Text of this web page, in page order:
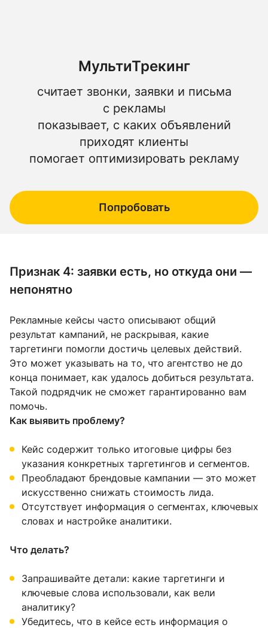
МультиТрекинг
считает звонки, заявки и письма
с рекламы
показывает, с каких объявлений
приходят клиенты
помогает оптимизировать рекламу
Попробовать
Признак 4: заявки есть, но откуда они —
непонятно
Рекламные кейсы часто описывают общий
результат кампаний, не раскрывая, какие
таргетинги помогли достичь целевых действий.
Это может указывать на то, что агентство не до
конца понимает, как удалось добиться результата.
Такой подрядчик не сможет гарантированно вам
помочь.
Как выявить проблему?
Кейс содержит только итоговые цифры без
указания конкретных таргетингов и сегментов.
Преобладают брендовые кампании — это может
искусственно снижать стоимость лида.
Отсутствует информация о сегментах, ключевых
словах и настройке аналитики.
Что делать?
Запрашивайте детали: какие таргетинги и
ключевые слова использовали, как вели
аналитику?
Убедитесь, что в кейсе есть информация о